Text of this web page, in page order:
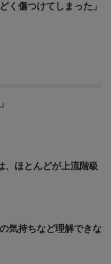
く傷つけてしまった」
、ほとんどが上流階級
気持ちなど理解できな